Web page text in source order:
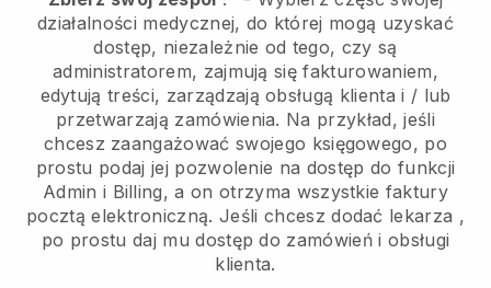
działalności medycznej, do której mogą uzyskać
dostęp, niezależnie od tego, czy są
administratorem, zajmują się fakturowaniem,
edytują treści, zarządzają obsługą klienta i / lub
przetwarzają zamówienia. Na przykład, jeśli
chcesz zaangażować swojego księgowego, po
prostu podaj jej pozwolenie na dostęp do funkcji
Admin i Billing, a on otrzyma wszystkie faktury
pocztą elektroniczną.Jeśli chcesz dodać lekarza ,
po prostu daj mu dostęp do zamówień i obsługi
klienta.